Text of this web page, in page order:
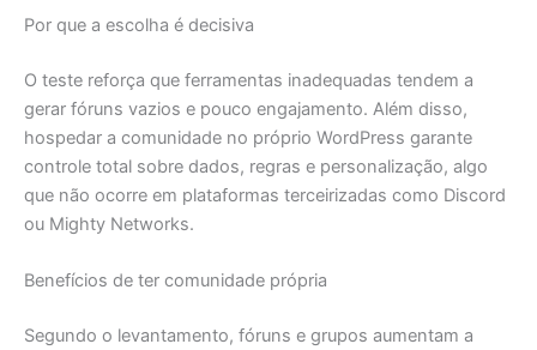
Por que a escolha é decisiva
O teste reforça que ferramentas inadequadas tendem a
gerar fóruns vazios e pouco engajamento. Além disso,
hospedar a comunidade no próprio WordPress garante
controle total sobre dados, regras e personalização, algo
que não ocorre em plataformas terceirizadas como Discord
ou Mighty Networks.
Benefícios de ter comunidade própria
Segundo o levantamento, fóruns e grupos aumentam a